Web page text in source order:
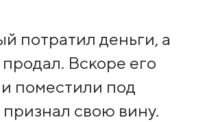
потратил деньги, а
Вскоре его
поместили под
свою вину.